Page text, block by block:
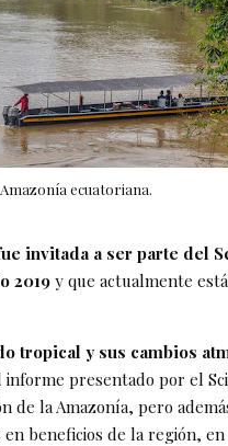
ecuatoriana.
invitada a ser parte del
2019 y que actualmente
tropical y sus cambios
informe presentado por el
de la Amazonía, pero
beneficios de la región,